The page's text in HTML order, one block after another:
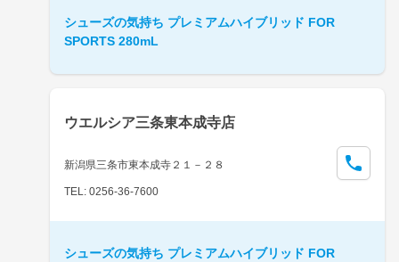
シューズの気持ち プレミアムハイブリッド FOR
SPORTS 280mL
ウエルシア三条東本成寺店
新潟県三条市東本成寺２１－２８
TEL: 0256-36-7600
シューズの気持ち プレミアムハイブリッド FOR